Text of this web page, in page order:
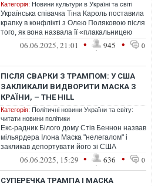
Категорія: Новини культури в Україні та світі
Українська співачка Тіна Кароль поставила
крапку в конфлікті з Олею Поляковою після
того, як вона назвала її «плакальницею
на похоронах».
06.06.2025, 21:01 • 945 • 0
ПІСЛЯ СВАРКИ З ТРАМПОМ: У США
ЗАКЛИКАЛИ ВИДВОРИТИ МАСКА З
КРАЇНИ, – THE HILL
Категорія: Політичні новини України та світу:
читати новини політики
Екс-радник Білого дому Стів Беннон назвав
мільярдера Ілона Маска "нелегалом" і
закликав депортувати його зі США
після гучної сварки з президентом США ...
06.06.2025, 15:29 • 636 • 0
СУПЕРЕЧКА ТРАМПА І МАСКА